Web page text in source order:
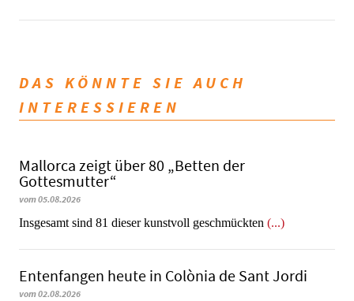
DAS KÖNNTE SIE AUCH
INTERESSIEREN
Mallorca zeigt über 80 „Betten der
Gottesmutter“
vom 05.08.2026
Insgesamt sind 81 dieser kunstvoll geschmückten (...)
Entenfangen heute in Colònia de Sant Jordi
vom 02.08.2026